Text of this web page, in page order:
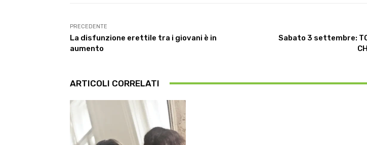
PRECEDENTE
La disfunzione erettile tra i giovani è in
aumento
Sabato 3 settembre:
ARTICOLI CORRELATI